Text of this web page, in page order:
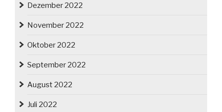
Dezember 2022
November 2022
Oktober 2022
September 2022
August 2022
Juli 2022